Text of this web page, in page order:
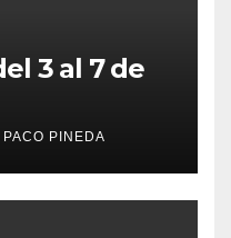
3 al 7 de
PACO PINEDA